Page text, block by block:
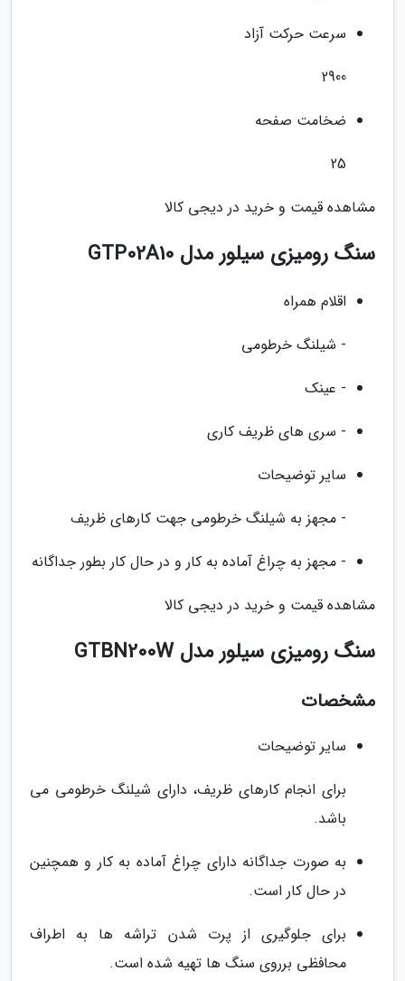
سرعت حرکت آزاد
2900
ضخامت صفحه
25
مشاهده قیمت و خرید در دیجی کالا
سنگ رومیزی سیلور مدل GTP02A10
اقلام همراه
- شیلنگ خرطومی
- عینک
- سری های ظریف کاری
سایر توضیحات
- مجهز به شیلنگ خرطومی جهت کارهای ظریف
- مجهز به چراغ آماده به کار و در حال کار بطور جداگانه
مشاهده قیمت و خرید در دیجی کالا
سنگ رومیزی سیلور مدل GTBN200W
مشخصات
سایر توضیحات
برای انجام کارهای ظریف، دارای شیلنگ خرطومی می
باشد.
به صورت جداگانه دارای چراغ آماده به کار و همچنین
در حال کار است.
برای جلوگیری از پرت شدن تراشه ها به اطراف
محافظی برروی سنگ ها تهیه شده است.